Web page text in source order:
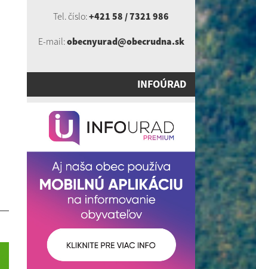
Tel. číslo:+421 58 / 7321 986
E-mail:obecnyurad@obecrudna.sk
INFOÚRAD